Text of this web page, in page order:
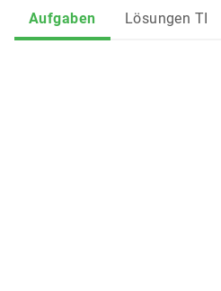
Aufgaben Lösungen TI